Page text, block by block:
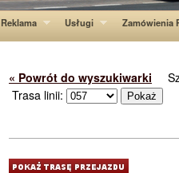
Reklama Usługi Zamówienia
« Powrót do wyszukiwarki
Trasa linii: